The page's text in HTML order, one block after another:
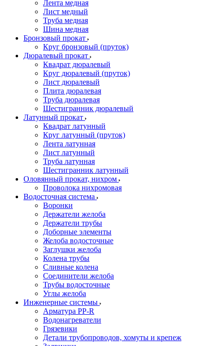
Лента медная
Лист медный
Труба медная
Шина медная
Бронзовый прокат
Круг бронзовый (пруток)
Дюралевый прокат
Квадрат дюралевый
Круг дюралевый (пруток)
Лист дюралевый
Плита дюралевая
Труба дюралевая
Шестигранник дюралевый
Латунный прокат
Квадрат латунный
Круг латунный (пруток)
Лента латунная
Лист латунный
Труба латунная
Шестигранник латунный
Оловянный прокат, нихром
Проволока нихромовая
Водосточная система
Воронки
Держатели желоба
Держатели трубы
Доборные элементы
Желоба водосточные
Заглушки желоба
Колена трубы
Сливные колена
Соединители желоба
Трубы водосточные
Углы желоба
Инженерные системы
Арматура PP-R
Водонагреватели
Грязевики
Детали трубопроводов, хомуты и крепеж